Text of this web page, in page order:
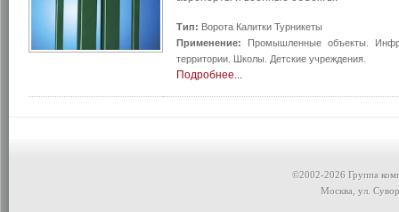
Тип: Ворота Калитки Турникеты
Применение: Промышленные объекты.
территории. Школы. Детские учреждения.
Подробнее...
©2002-2026 Группа
Москва, ул.